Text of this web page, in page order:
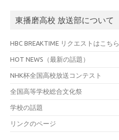
東播磨高校 放送部について
HBC BREAKTIME リクエストはこちら
HOT NEWS（最新の話題）
NHK杯全国高校放送コンテスト
全国高等学校総合文化祭
学校の話題
リンクのページ